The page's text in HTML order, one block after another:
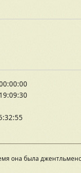
она была